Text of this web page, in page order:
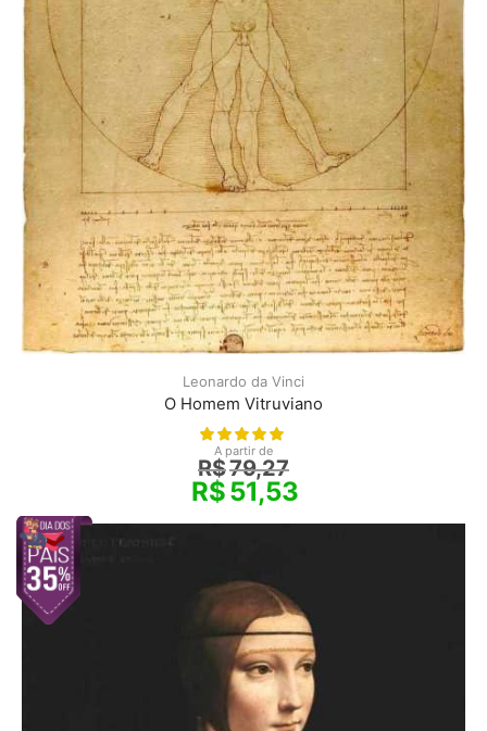
Leonardo da Vinci
O Homem Vitruviano
A partir de
R$79,27
R$51,53